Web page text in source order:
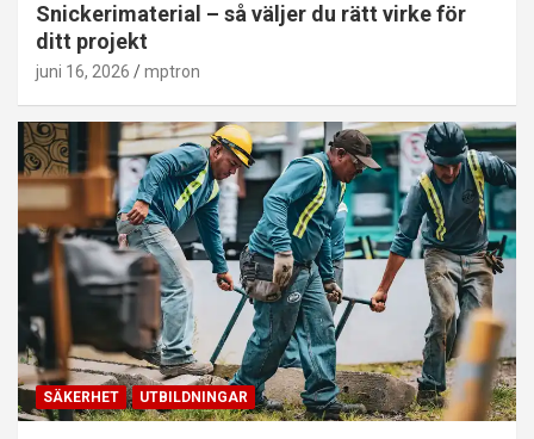
Snickerimaterial – så väljer du rätt virke för
ditt projekt
juni 16, 2026 mptron
SÄKERHET UTBILDNINGAR